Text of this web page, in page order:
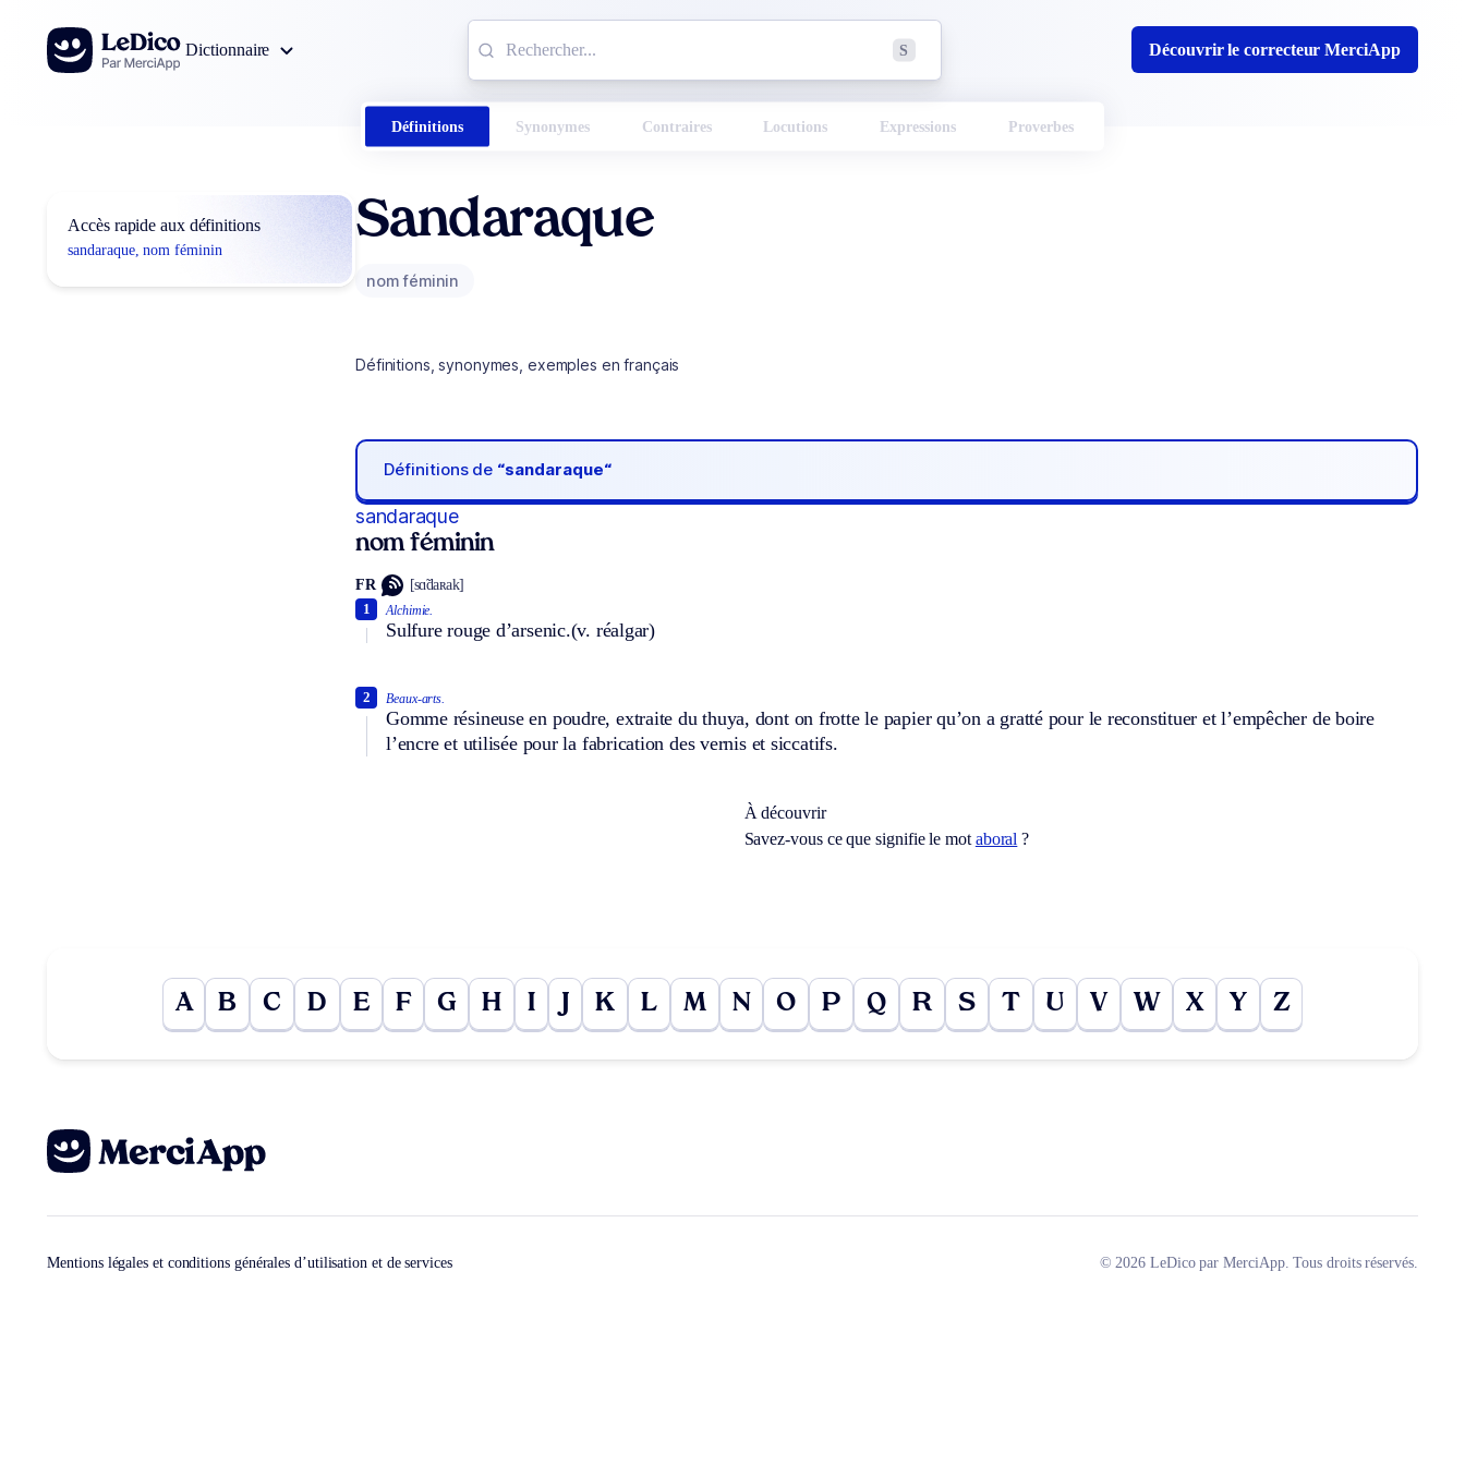
Aller au contenu
Dictionnaire
S Découvrir le correcteur MerciApp
Définitions Synonymes Contraires Locutions Expressions Proverbes
Accès rapide aux définitions
sandaraque, nom féminin
Sandaraque
nom féminin
Définitions, synonymes, exemples en français
Définitions de “sandaraque“
sandaraque
nom féminin
FR [sɑ̃daʀak]
Alchimie.
Sulfure rouge d’arsenic.(v. réalgar)
1
Beaux-arts.
Gomme résineuse en poudre, extraite du thuya, dont on frotte le papier qu’on a gratté pour le reconstituer et l’empêcher de boire
l’encre et utilisée pour la fabrication des vernis et siccatifs.
2
À découvrir
Savez-vous ce que signifie le mot aboral ?
A B C D E F G H I K L M N O P Q R S T U V W X Y Z
Mentions légales et conditions générales d’utilisation et de services © 2026 LeDico par MerciApp. Tous droits réservés.